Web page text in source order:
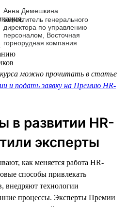
Анна Демешкина
заместитель генерального
директора по управлению
персоналом, Восточная
горнорудная компания
можно прочитать в статье
и подать заявку на Премию HR-
в развитии HR-
эксперты
как меняется работа HR-
способы привлекать
внедряют технологии
процессы. Эксперты Премии